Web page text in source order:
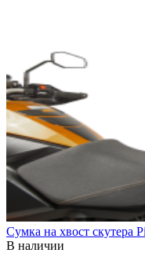
Сумка на хвост скутера
В наличии